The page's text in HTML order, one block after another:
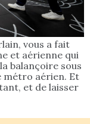
vous a fait
et aérienne qui
balançoire sous
métro aérien. Et
et de laisser